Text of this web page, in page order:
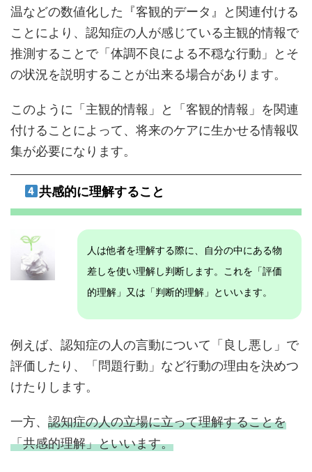
温などの数値化した『客観的データ』と関連付ける
ことにより、認知症の人が感じている主観的情報で
推測することで「体調不良による不穏な行動」とそ
の状況を説明することが出来る場合があります。
このように「主観的情報」と「客観的情報」を関連
付けることによって、将来のケアに生かせる情報収
集が必要になります。
共感的に理解すること
人は他者を理解する際に、自分の中にある物
差しを使い理解し判断します。これを「評価
的理解」又は「判断的理解」といいます。
例えば、認知症の人の言動について「良し悪し」で
評価したり、「問題行動」など行動の理由を決めつ
けたりします。
一方、 認知症の人の立場に立って理解することを
「共感的理解」といいます。